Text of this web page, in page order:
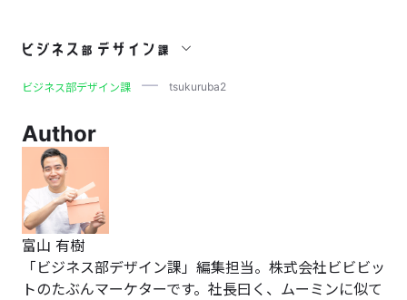
tsukuruba2
ビジネス部デザイン課 tsukuruba2
Author
富山 有樹
「ビジネス部デザイン課」編集担当。株式会社ビビビッ
トのたぶんマーケターです。社長曰く、ムーミンに似て